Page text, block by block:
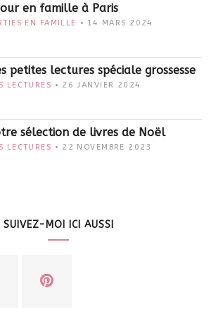
en famille à Paris
EN FAMILLE 14 MARS 2024
petites lectures spéciale grossesse
LECTURES 26 JANVIER 2024
sélection de livres de Noël
LECTURES 22 NOVEMBRE 2023
SUIVEZ-MOI ICI AUSSI